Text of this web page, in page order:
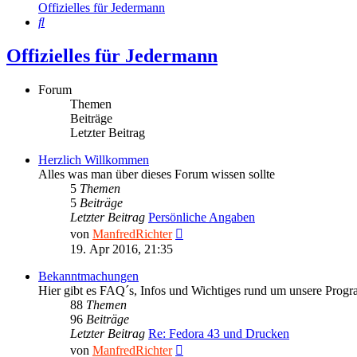
Offizielles für Jedermann
Suche
Offizielles für Jedermann
Forum
Themen
Beiträge
Letzter Beitrag
Herzlich Willkommen
Alles was man über dieses Forum wissen sollte
5 Themen
5 Beiträge
Letzter Beitrag Persönliche Angaben
von ManfredRichter
19. Apr 2016, 21:35
Bekanntmachungen
Hier gibt es FAQ´s, Infos und Wichtiges rund um unsere
88 Themen
96 Beiträge
Letzter Beitrag Re: Fedora 43 und Drucken
von ManfredRichter